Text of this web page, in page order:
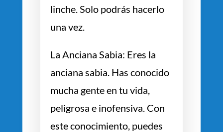
linche. Solo podrás hacerlo
una vez.
La Anciana Sabia: Eres la
anciana sabia. Has conocido
mucha gente en tu vida,
peligrosa e inofensiva. Con
este conocimiento, puedes